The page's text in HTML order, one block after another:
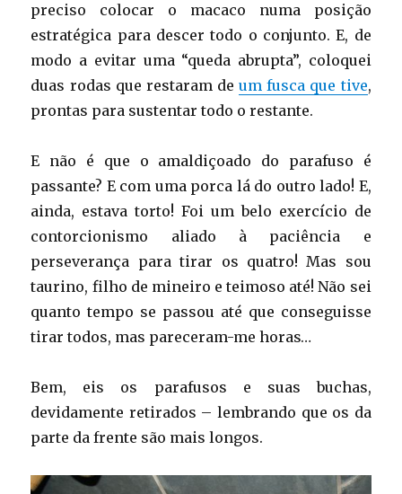
preciso colocar o macaco numa posição
estratégica para descer todo o conjunto. E, de
modo a evitar uma “queda abrupta”, coloquei
duas rodas que restaram deum fusca que tive,
prontas para sustentar todo o restante.
E não é que o amaldiçoado do parafuso é
passante? E com uma porca lá do outro lado! E,
ainda, estava torto! Foi um belo exercício de
contorcionismo aliado à paciência e
perseverança para tirar os quatro! Mas sou
taurino, filho de mineiro e teimoso até! Não sei
quanto tempo se passou até que conseguisse
tirar todos, mas pareceram-me horas…
Bem, eis os parafusos e suas buchas,
devidamente retirados – lembrando que os da
parte da frente são mais longos.